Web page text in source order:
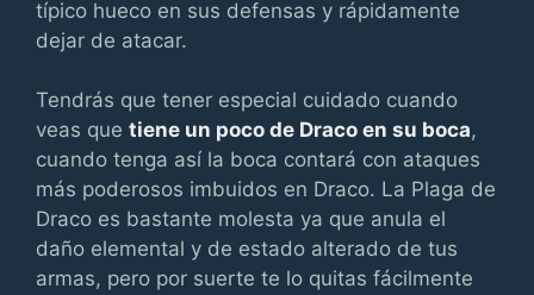
típico hueco en sus defensas y rápidamente
dejar de atacar.
Tendrás que tener especial cuidado cuando
veas que tiene un poco de Draco en su boca,
cuando tenga así la boca contará con ataques
más poderosos imbuidos en Draco. La Plaga de
Draco es bastante molesta ya que anula el
daño elemental y de estado alterado de tus
armas, pero por suerte te lo quitas fácilmente